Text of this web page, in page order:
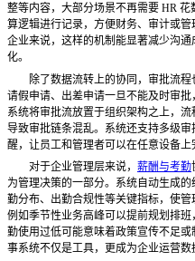
整等内容，大部分场景不再需要 HR 花
算逻辑进行记录，方便财务、审计或
企业来说，这样的机制能显著减少沟
化。
除了数据流转上的协同，审批流程
请假申请、出差申请一旦不能及时审
系统将审批流放置于组织架构之上，
导致审批链条混乱。系统还支持多级审
醒，让员工和管理者可以在任意设备上
对于企业管理层来说， 薪酬与考勤
为管理决策的一部分。系统自动生成
勤分布、出勤合规性等关键指标，使管
例如季节性业务高峰可以提前规划排
勤使用过低可能意味着政策宣传不足
事系统不仅是工具，更成为企业运营数